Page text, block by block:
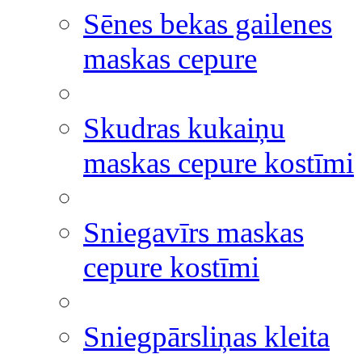
Sēnes bekas gailenes
maskas cepure
Skudras kukaiņu
maskas cepure kostīmi
Sniegavīrs maskas
cepure kostīmi
Sniegpārsliņas kleita